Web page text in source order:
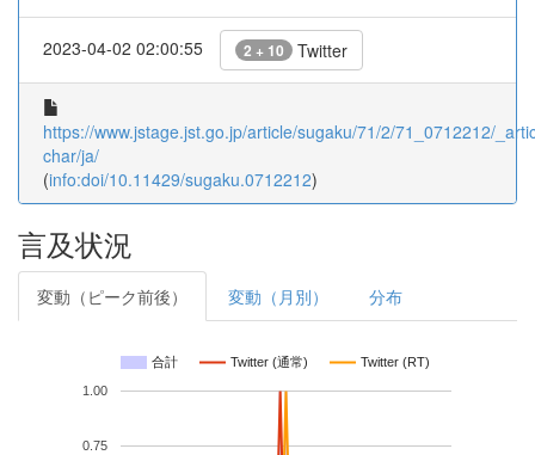
2023-04-02 02:00:55 2 + 10 Twitter
https://www.jstage.jst.go.jp/article/sugaku/71/2/71_0712212/
char/ja/
(info:doi/10.11429/sugaku.0712212)
言及状況
変動（ピーク前後） 変動（月別） 分布
合計 Twitter (通常) Twitter (RT)
0.75
1.00